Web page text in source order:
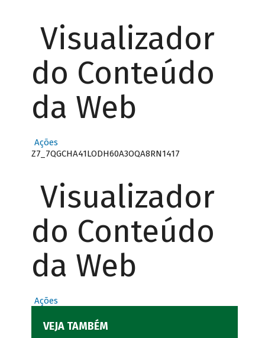
Visualizador
do Conteúdo
da Web
Ações
Z7_7QGCHA41LODH60A3OQA8RN1417
Visualizador
do Conteúdo
da Web
Ações
VEJA TAMBÉM